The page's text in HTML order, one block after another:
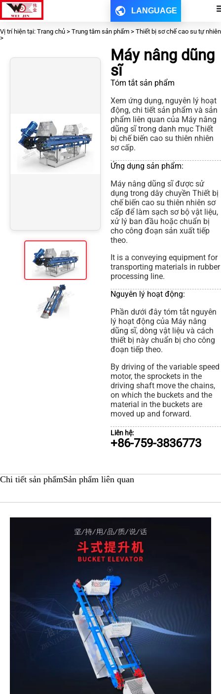
LANGUAGE
Vị trí hiện tại: Trang chủ > Trung tâm sản phẩm > Thiết bị sơ chế cao su tự nhiên
>
Máy nâng dũng
sĩ
Tóm tắt sản phẩm
Xem ứng dụng, nguyên lý hoạt
động, chi tiết sản phẩm và sản
phẩm liên quan của Máy nâng
dũng sĩ trong danh mục Thiết
bị chế biến cao su thiên nhiên
sơ cấp.
Ứng dụng sản phẩm:
Máy nâng dũng sĩ được sử
dụng trong dây chuyền Thiết bị
chế biến cao su thiên nhiên sơ
cấp để làm sạch sơ bộ vật liệu,
xử lý ban đầu hoặc chuẩn bị
cho công đoạn sản xuất tiếp
theo.
It is a conveying equipment for
transporting materials in rubber
processing line.
Nguyên lý hoạt động:
Phần dưới đây tóm tắt nguyên
lý hoạt động của Máy nâng
dũng sĩ, dòng vật liệu và cách
thiết bị này chuẩn bị cho công
đoạn tiếp theo.
By driving of the variable speed
motor, the sprockets in the
driving shaft move the chains,
on which the buckets and the
material in the buckets are
moved up and forward.
Liên hệ:
+86-759-3836773
Chi tiết sản phẩmSản phẩm liên quan